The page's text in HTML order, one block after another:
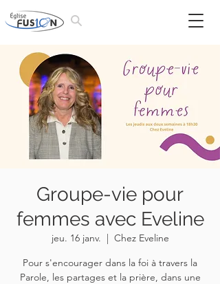
Groupe-vie pour
femmes avec Eveline
jeu. 16 janv.
  |
Chez Eveline
Pour s'encourager dans la foi à travers la
Parole, les partages et la prière, dans une